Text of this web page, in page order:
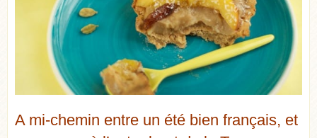
A mi-chemin entre un été bien français, et